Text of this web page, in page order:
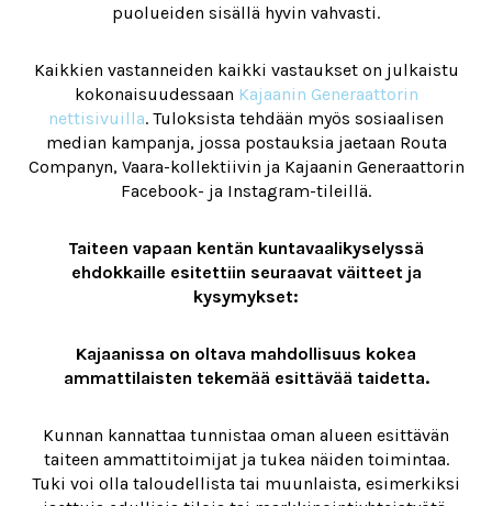
puolueiden sisällä hyvin vahvasti.
Kaikkien vastanneiden kaikki vastaukset on julkaistu
kokonaisuudessaan Kajaanin Generaattorin
nettisivuilla. Tuloksista tehdään myös sosiaalisen
median kampanja, jossa postauksia jaetaan Routa
Companyn, Vaara-kollektiivin ja Kajaanin Generaattorin
Facebook- ja Instagram-tileillä.
Taiteen vapaan kentän kuntavaalikyselyssä
ehdokkaille esitettiin seuraavat väitteet ja
kysymykset:
Kajaanissa on oltava mahdollisuus kokea
ammattilaisten tekemää esittävää taidetta.
Kunnan kannattaa tunnistaa oman alueen esittävän
taiteen ammattitoimijat ja tukea näiden toimintaa.
Tuki voi olla taloudellista tai muunlaista, esimerkiksi